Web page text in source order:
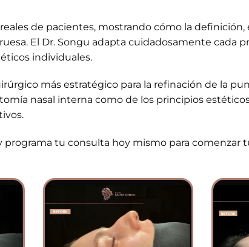
de pacientes, mostrando cómo la definición,
El Dr. Songu adapta cuidadosamente cada
individuales.
más estratégico para la refinación de la
nasal interna como de los principios
programa tu consulta hoy mismo para comenzar